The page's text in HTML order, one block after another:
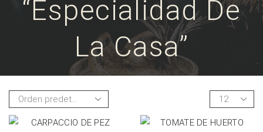
“especialidad De
La Casa”